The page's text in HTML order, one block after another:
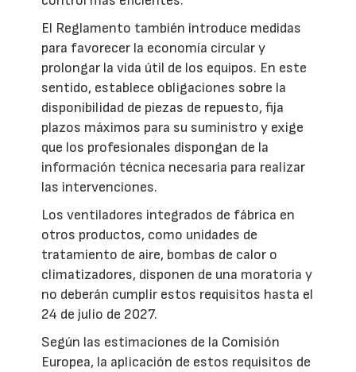
El Reglamento también introduce medidas
para favorecer la economía circular y
prolongar la vida útil de los equipos. En este
sentido, establece obligaciones sobre la
disponibilidad de piezas de repuesto, fija
plazos máximos para su suministro y exige
que los profesionales dispongan de la
información técnica necesaria para realizar
las intervenciones.
Los ventiladores integrados de fábrica en
otros productos, como unidades de
tratamiento de aire, bombas de calor o
climatizadores, disponen de una moratoria y
no deberán cumplir estos requisitos hasta el
24 de julio de 2027.
Según las estimaciones de la Comisión
Europea, la aplicación de estos requisitos de